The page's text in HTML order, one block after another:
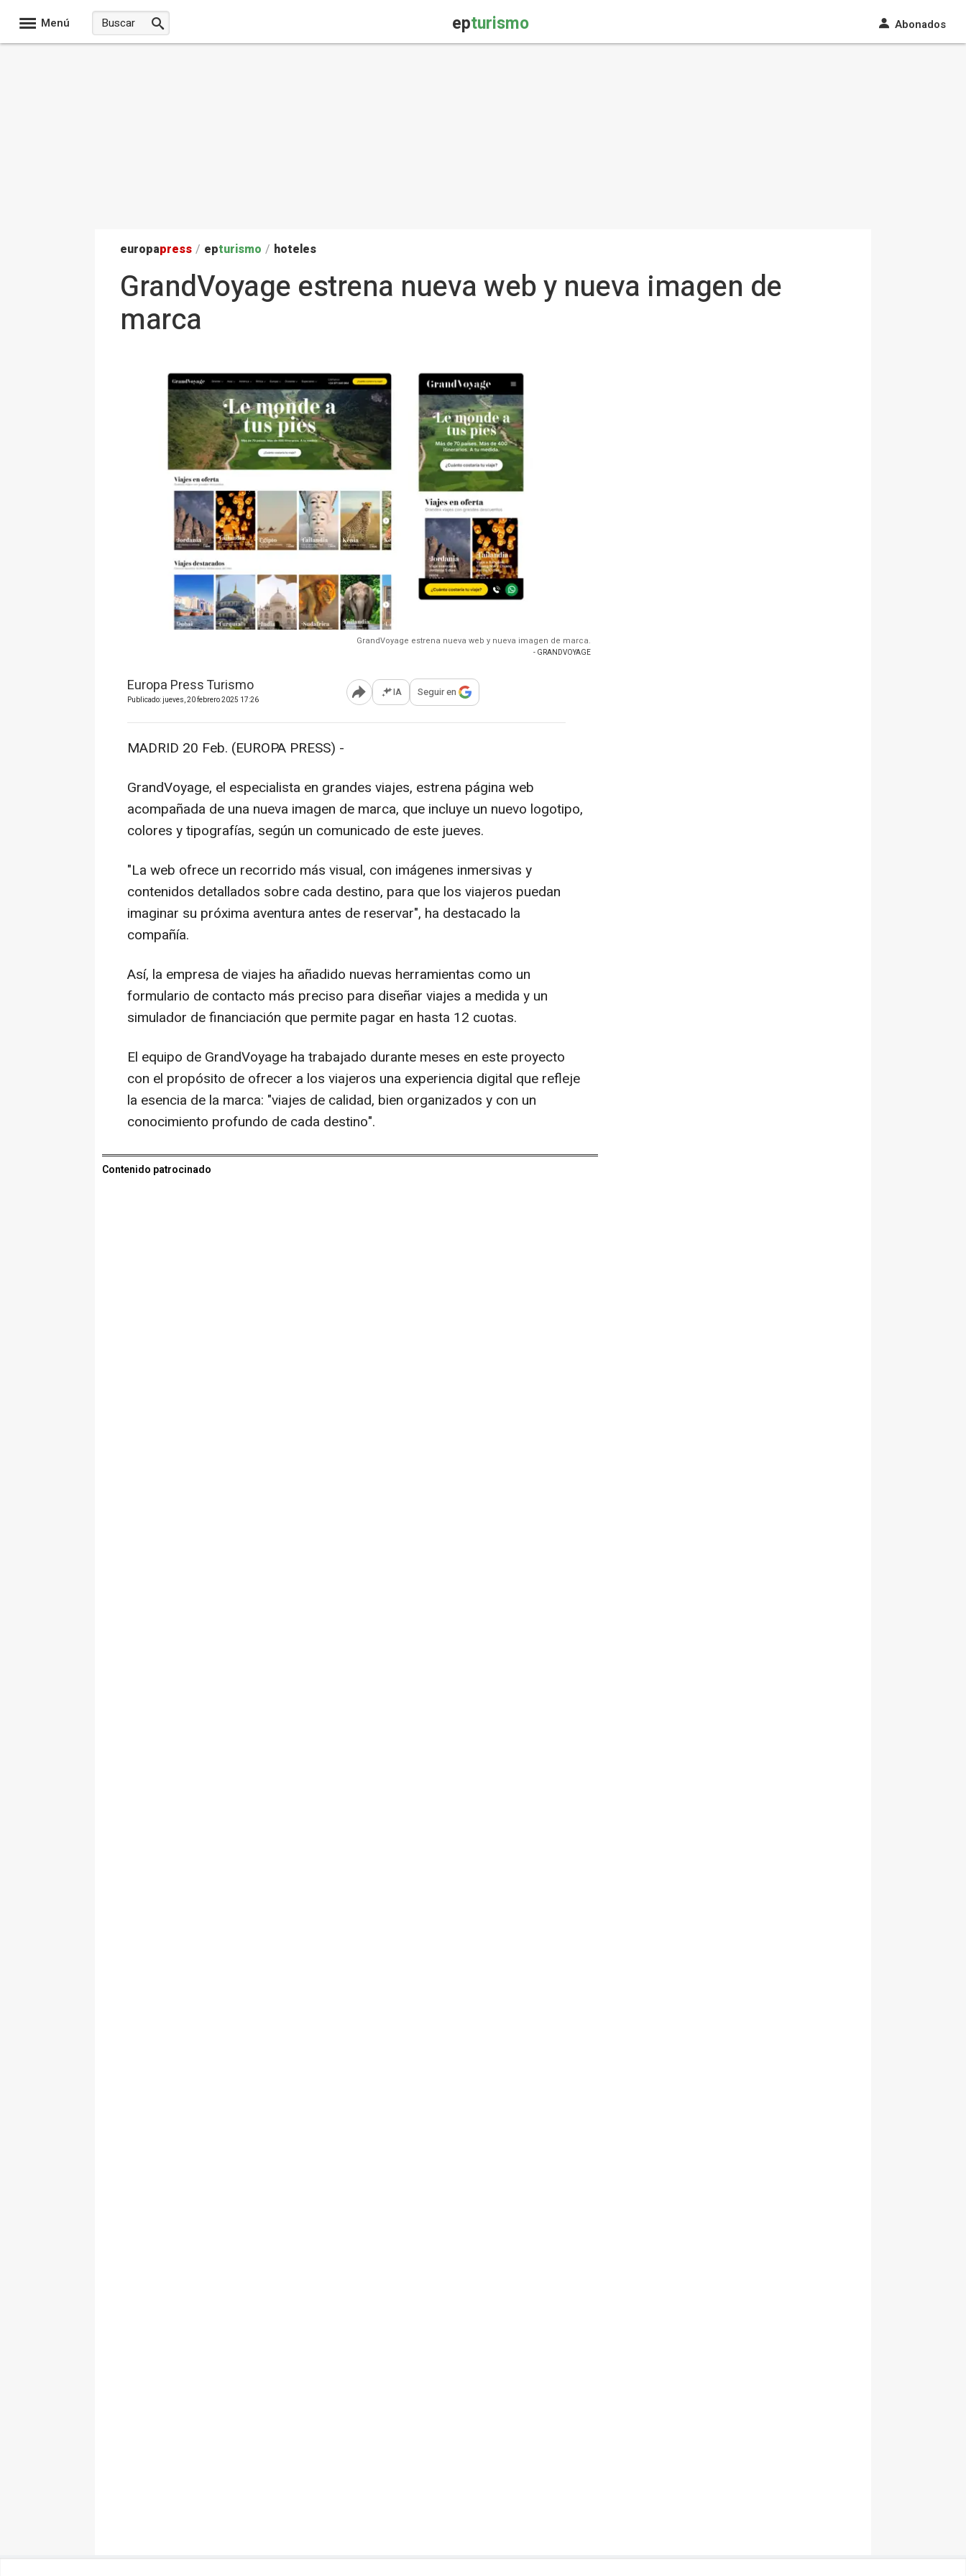
Menú epturismo Abonados
europapress / epturismo / hoteles
GrandVoyage estrena nueva web y nueva imagen de
marca
GrandVoyage estrena nueva web y nueva imagen de marca.
- GRANDVOYAGE
Europa Press Turismo
Publicado: jueves, 20 febrero 2025 17:26 Abrir opciones para compartir
IA Seguir en
MADRID 20 Feb. (EUROPA PRESS) -
GrandVoyage, el especialista en grandes viajes, estrena página web
acompañada de una nueva imagen de marca, que incluye un nuevo logotipo,
colores y tipografías, según un comunicado de este jueves.
"La web ofrece un recorrido más visual, con imágenes inmersivas y
contenidos detallados sobre cada destino, para que los viajeros puedan
imaginar su próxima aventura antes de reservar", ha destacado la
compañía.
Así, la empresa de viajes ha añadido nuevas herramientas como un
formulario de contacto más preciso para diseñar viajes a medida y un
simulador de financiación que permite pagar en hasta 12 cuotas.
El equipo de GrandVoyage ha trabajado durante meses en este proyecto
con el propósito de ofrecer a los viajeros una experiencia digital que refleje
la esencia de la marca: "viajes de calidad, bien organizados y con un
conocimiento profundo de cada destino".
Contenido patrocinado